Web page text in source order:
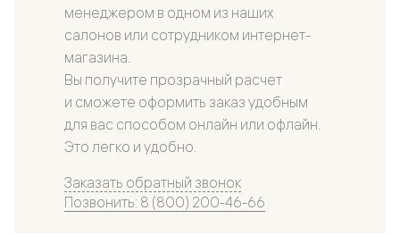
менеджером в одном из наших
салонов или сотрудником интернет-
магазина.
Вы получите прозрачный расчет
и сможете оформить заказ удобным
для вас способом онлайн или офлайн.
Это легко и удобно.
Заказать обратный звонок
Позвонить: 8 (800) 200-46-66